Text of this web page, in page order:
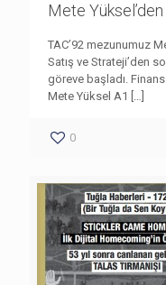
Mete
TAC’92 mezunumuz
Satış ve Strateji’den
göreve başladı.
Mete Yüksel A1 […]
0